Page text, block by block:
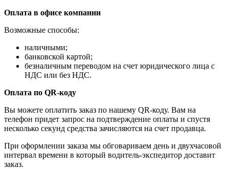
Оплата в офисе компании
Возможные способы:
наличными;
банковской картой;
безналичным переводом на счет юридического лица с
НДС или без НДС.
Оплата по QR-коду
Вы можете оплатить заказ по нашему QR-коду. Вам на
телефон придет запрос на подтверждение оплаты и спустя
несколько секунд средства зачисляются на счет продавца.
При оформлении заказа мы обговариваем день и двухчасовой
интервал времени в который водитель-экспедитор доставит
заказ.